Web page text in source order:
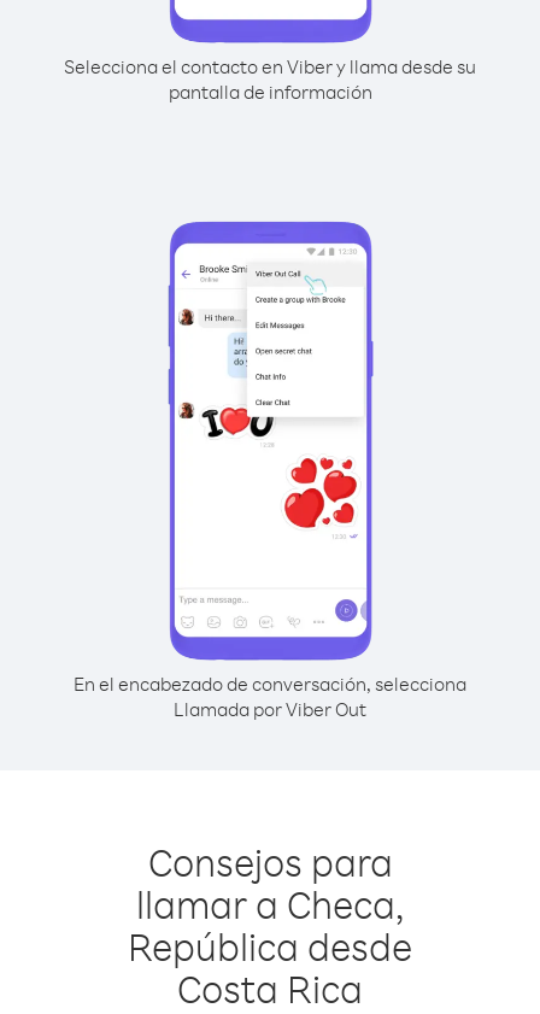
Selecciona el contacto en Viber y llama desde su
pantalla de información
En el encabezado de conversación, selecciona
Llamada por Viber Out
Consejos para
llamar a Checa,
República desde
Costa Rica